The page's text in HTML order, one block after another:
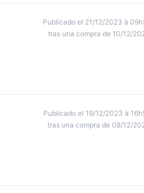
Publicado el 21/12/2023 à
tras una compra de 10/12/
Publicado el 19/12/2023 à
tras una compra de 08/12/